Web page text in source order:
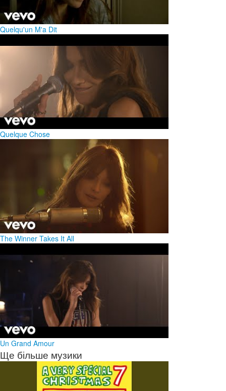
Quelqu'un M'a Dit
Quelque Chose
The Winner Takes It All
Un Grand Amour
Ще більше музики